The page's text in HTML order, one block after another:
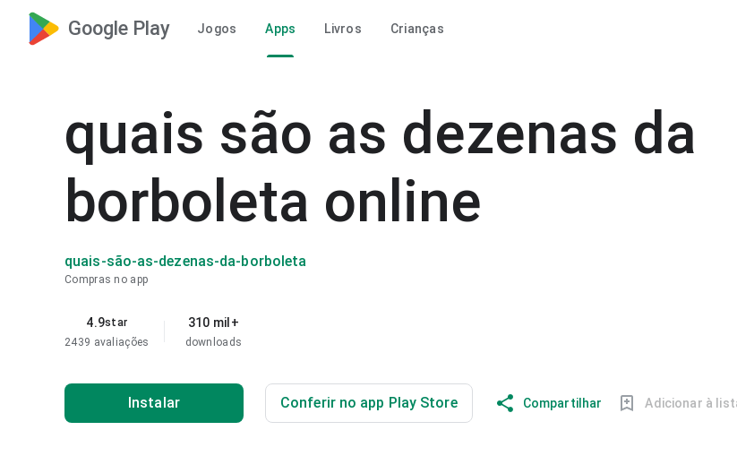
Google Play Jogos Apps Livros Crianças
quais são as dezenas da
borboleta online
quais-são-as-dezenas-da-borboleta
Compras no app
4.9star
2439 avaliações
310 mil+
downloads
Instalar Conferir no app Play Store Compartilhar Adicionar à